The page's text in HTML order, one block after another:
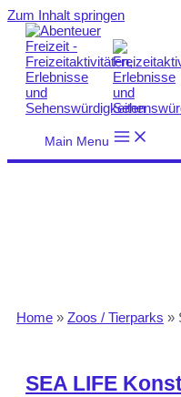
Zum Inhalt springen
Main Menu
Home » Zoos / Tierparks »
SEA LIFE